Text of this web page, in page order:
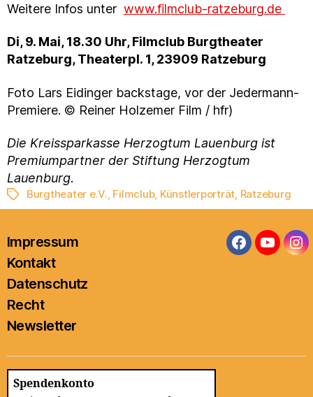
Weitere Infos unter www.filmclub-ratzeburg.de
Di, 9. Mai, 18.30 Uhr, Filmclub Burgtheater
Ratzeburg, Theaterpl. 1, 23909 Ratzeburg
Foto Lars Eidinger backstage, vor der Jedermann-
Premiere. © Reiner Holzemer Film / hfr)
Die Kreissparkasse Herzogtum Lauenburg ist
Premiumpartner der Stiftung Herzogtum
Lauenburg.
Schlagwörter
Burgtheater e.V., Filmclub, Künstlerporträt, Ratzeburg
Impressum
Kontakt
Datenschutz
Recht
Newsletter
Facebook
Spendenkonto